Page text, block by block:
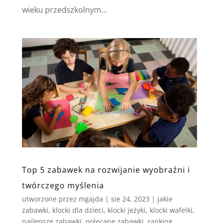
wieku przedszkolnym...
Top 5 zabawek na rozwijanie wyobraźni i
twórczego myślenia
utworzone przez mgajda | sie 24, 2023 | jakie
zabawki, klocki dla dzieci, klocki jeżyki, klocki wafelki,